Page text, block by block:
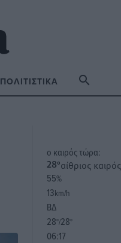
ΠΟΛΙΤΙΣΤΙΚΆ
o καιρός τώρα:
28°αίθριος καιρός
55%
13km/h
ΒΔ
28°/28°
06:17